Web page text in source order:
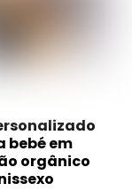
bebé em
orgânico